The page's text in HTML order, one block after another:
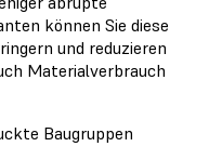
können Sie diese
und reduzieren
Materialverbrauch
Baugruppen